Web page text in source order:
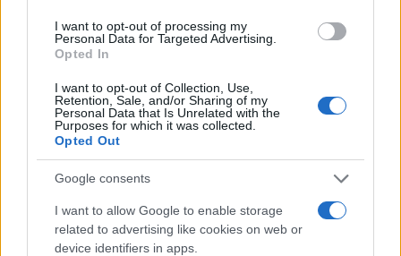
I want to opt-out of processing my
Personal Data for Targeted Advertising.
Opted In
I want to opt-out of Collection, Use,
Retention, Sale, and/or Sharing of my
Personal Data that Is Unrelated with the
Purposes for which it was collected.
Opted Out
Google consents
I want to allow Google to enable storage
related to advertising like cookies on web or
device identifiers in apps.